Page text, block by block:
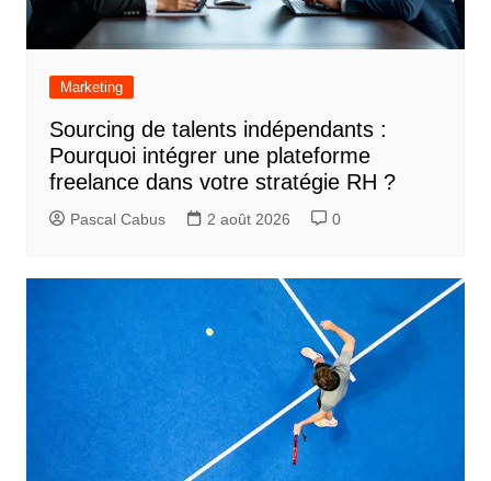
Marketing
Sourcing de talents indépendants :
Pourquoi intégrer une plateforme
freelance dans votre stratégie RH ?
Pascal Cabus 2 août 2026 0